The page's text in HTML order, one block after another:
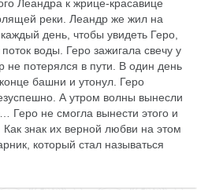
Леандра к жрице-красавице
реки. Леандр же жил на
день, чтобы увидеть Геро,
воды. Геро зажигала свечу у
потерялся в пути. В один день
башни и утонул. Геро
А утром волны вынесли
Геро не смогла вынести этого и
знак их верной любви на этом
который стал называться